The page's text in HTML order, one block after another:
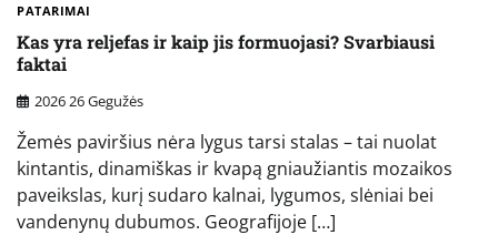
PATARIMAI
Kas yra reljefas ir kaip jis formuojasi? Svarbiausi
faktai
2026 26 Gegužės
Žemės paviršius nėra lygus tarsi stalas – tai nuolat
kintantis, dinamiškas ir kvapą gniaužiantis mozaikos
paveikslas, kurį sudaro kalnai, lygumos, slėniai bei
vandenynų dubumos. Geografijoje […]